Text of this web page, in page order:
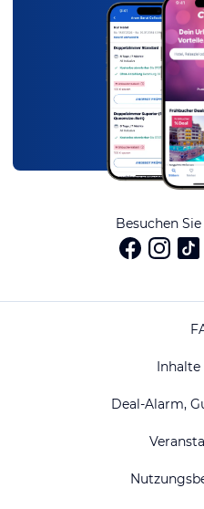
Besuchen
Deal-Alarm,